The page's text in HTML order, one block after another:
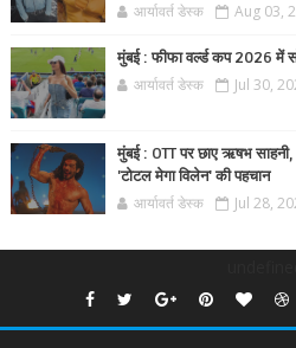
आर्यावर्त डेस्क Aug 03,
मुंबई : फीफा वर्ल्ड कप 2026 में
आर्यावर्त डेस्क Jul 30,
मुंबई : OTT पर छाए ऋषभ
'टोटल मेगा विलेन' की पहचान
आर्यावर्त डेस्क Jul 28,